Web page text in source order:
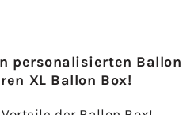
personalisierten Ballon
XL Ballon Box!